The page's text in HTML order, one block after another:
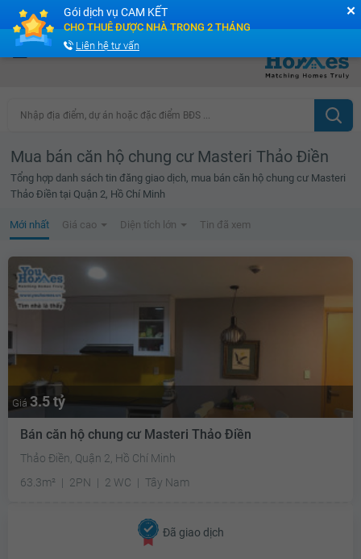
Cộng đồng Môi giới bPRO
Nhập địa điểm, dự án hoặc đặc điểm BĐS ...
Mua bán căn hộ chung cư Masteri Thảo Điền
Tổng hợp danh sách tin đăng giao dịch, mua bán căn hộ chung cư Masteri
Thảo Điền tại Quận 2, Hồ Chí Minh
Mới nhất Giá cao Diện tích lớn Tin đã xem
Giá 3.5 tỷ
Bán căn hộ chung cư Masteri Thảo Điền
Thảo Điền, Quận 2, Hồ Chí Minh
63.3m²
2PN 2 WC Tây Nam
Đã giao dịch
✕
Gói dịch vụ CAM KẾT
CHO THUÊ ĐƯỢC NHÀ TRONG 2 THÁNG
Liên hệ tư vấn